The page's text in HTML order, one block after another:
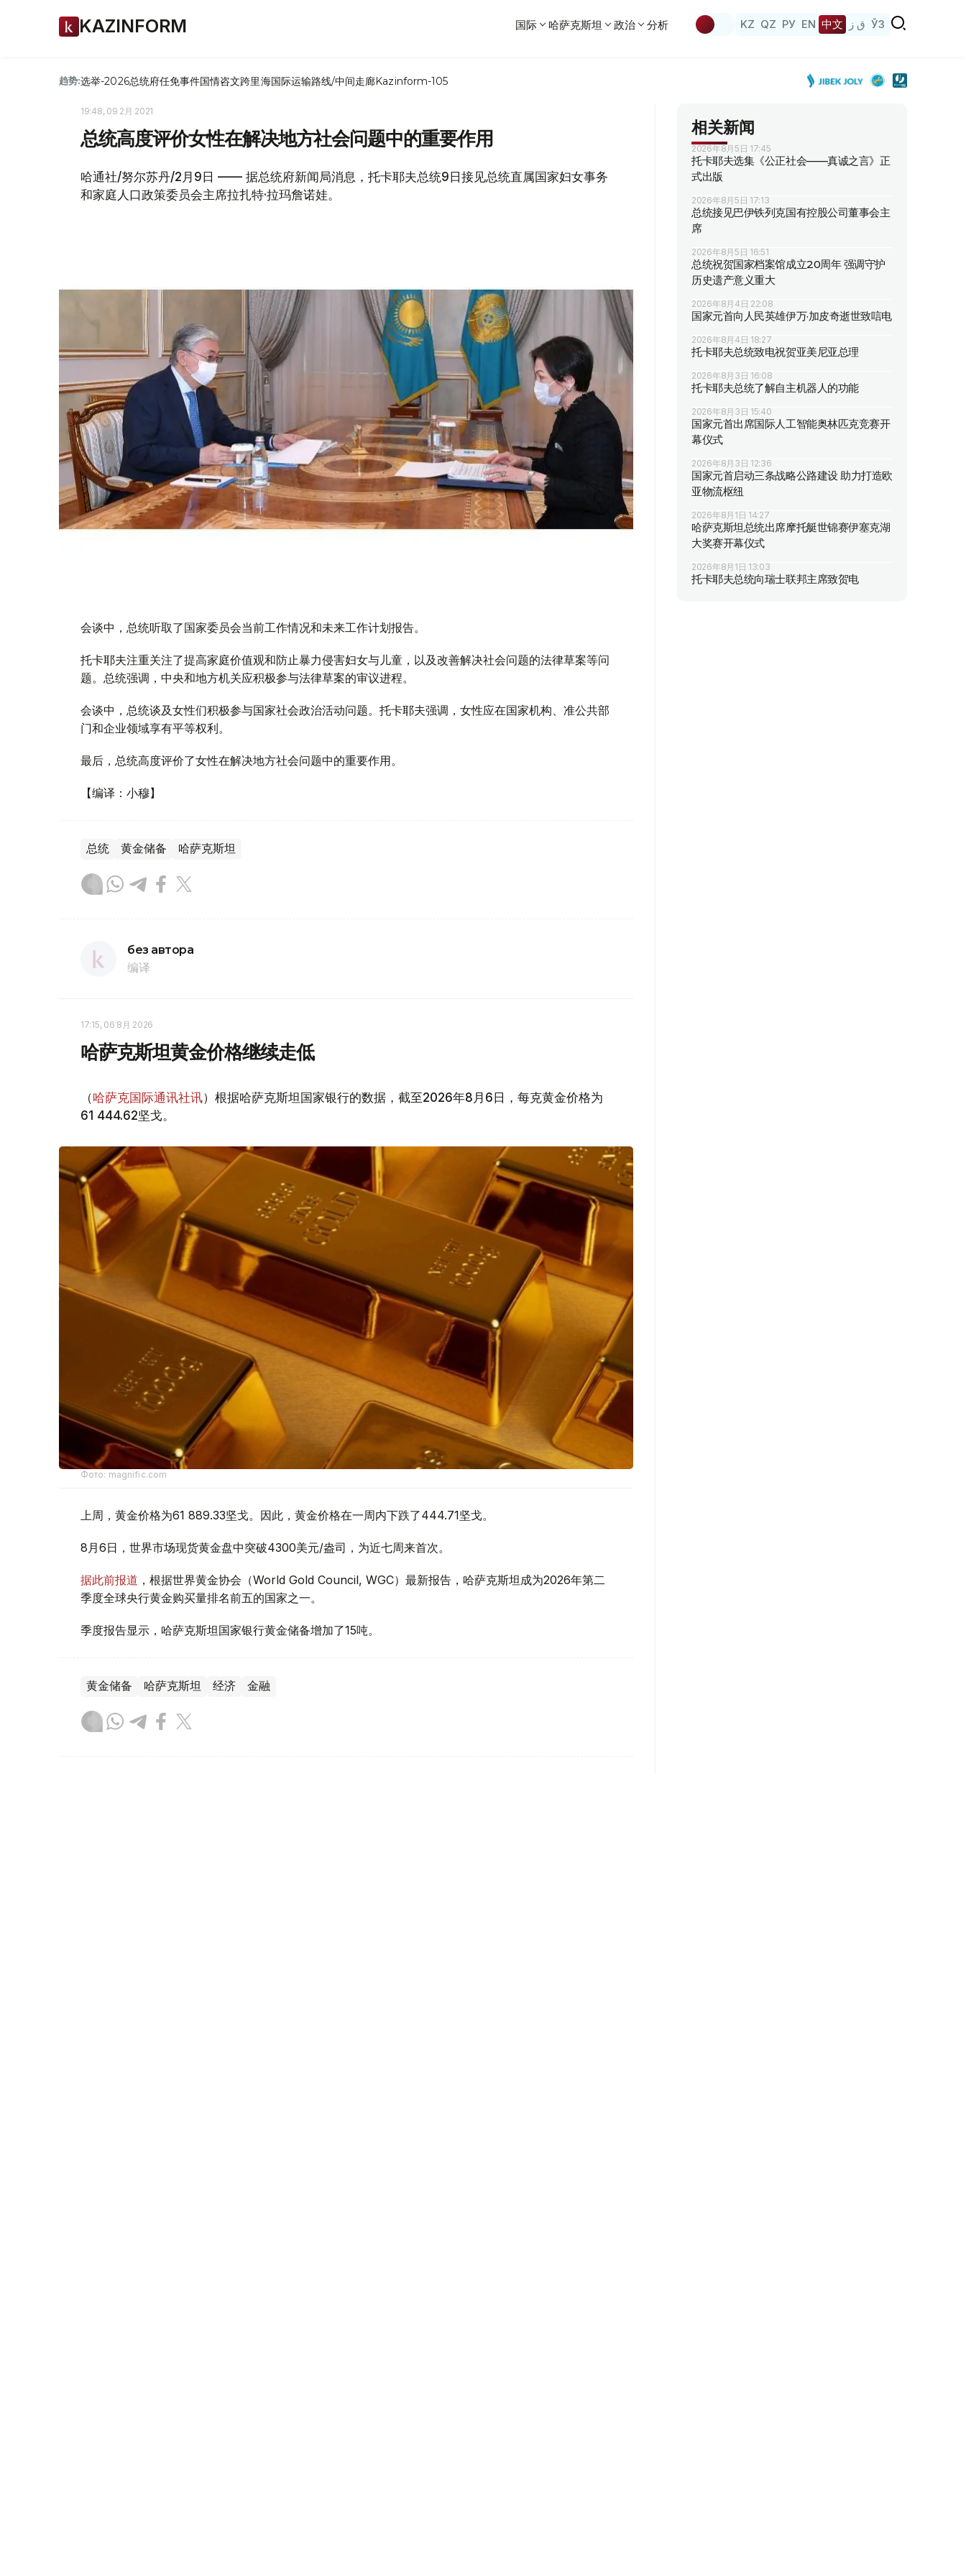
KAZINFORM 国际 哈萨克斯坦 政治 分析 KZ QZ РУ EN 中文 ق ز ЎЗ
趋势:选举-2026总统府任免事件国情咨文跨里海国际运输路线/中间走廊Kazinform-105
19:48, 09 2月 2021
总统高度评价女性在解决地方社会问题中的重要作用
哈通社/努尔苏丹/2月9日 —— 据总统府新闻局消息，托卡耶夫总统9日接见总统直属国家妇女事务
和家庭人口政策委员会主席拉扎特·拉玛詹诺娃。
会谈中，总统听取了国家委员会当前工作情况和未来工作计划报告。
托卡耶夫注重关注了提高家庭价值观和防止暴力侵害妇女与儿童，以及改善解决社会问题的法律草案等问
题。总统强调，中央和地方机关应积极参与法律草案的审议进程。
会谈中，总统谈及女性们积极参与国家社会政治活动问题。托卡耶夫强调，女性应在国家机构、准公共部
门和企业领域享有平等权利。
最后，总统高度评价了女性在解决地方社会问题中的重要作用。
【编译：小穆】
总统 黄金储备 哈萨克斯坦
без автора
编译
17:15, 06 8月 2026
哈萨克斯坦黄金价格继续走低
（哈萨克国际通讯社讯）根据哈萨克斯坦国家银行的数据，截至2026年8月6日，每克黄金价格为
61 444.62坚戈。
Фото: magnific.com
上周，黄金价格为61 889.33坚戈。因此，黄金价格在一周内下跌了444.71坚戈。
8月6日，世界市场现货黄金盘中突破4300美元/盎司，为近七周来首次。
据此前报道 ，根据世界黄金协会（World Gold Council, WGC）最新报告，哈萨克斯坦成为2026年第二
季度全球央行黄金购买量排名前五的国家之一。
季度报告显示，哈萨克斯坦国家银行黄金储备增加了15吨。
黄金储备 哈萨克斯坦 经济 金融
相关新闻
2026年8月5日 17:45
托卡耶夫选集《公正社会——真诚之言》正
式出版
2026年8月5日 17:13
总统接见巴伊铁列克国有控股公司董事会主
席
2026年8月5日 16:51
总统祝贺国家档案馆成立20周年 强调守护
历史遗产意义重大
2026年8月4日 22:08
国家元首向人民英雄伊万·加皮奇逝世致唁电
2026年8月4日 18:27
托卡耶夫总统致电祝贺亚美尼亚总理
2026年8月3日 16:08
托卡耶夫总统了解自主机器人的功能
2026年8月3日 15:40
国家元首出席国际人工智能奥林匹克竞赛开
幕仪式
2026年8月3日 12:36
国家元首启动三条战略公路建设 助力打造欧
亚物流枢纽
2026年8月1日 14:27
哈萨克斯坦总统出席摩托艇世锦赛伊塞克湖
大奖赛开幕仪式
2026年8月1日 13:03
托卡耶夫总统向瑞士联邦主席致贺电